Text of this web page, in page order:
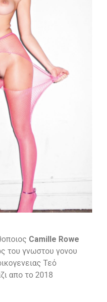
Camille Rowe
του γνωστου γονου
Τεό
απο το 2018